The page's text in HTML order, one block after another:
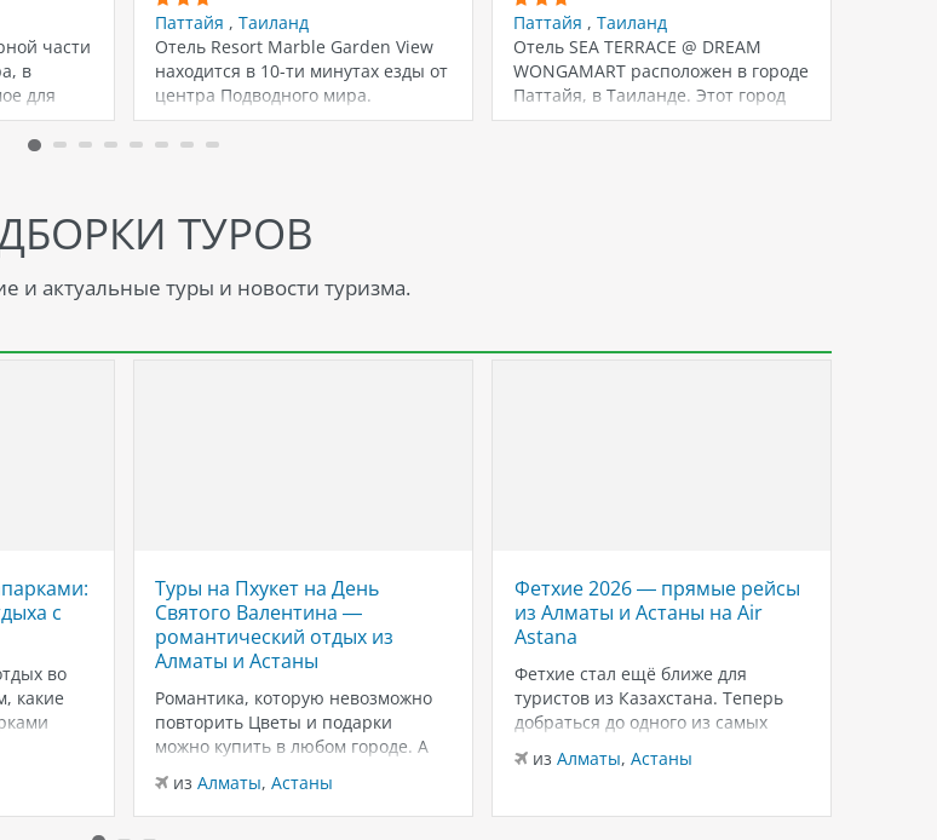
части
в
для
Паттайя , Таиланд
Отель Resort Marble Garden View
находится в 10-ти минутах езды от
центра Подводного мира.
Международный…
Паттайя ,Таиланд
Отель SEA TERRACE @ DREAM
WONGAMART расположен в городе
Паттайя, в Таиланде. Этот город
является…
ТУРОВ
и актуальные туры и новости туризма.
с
во
какие
Туры на Пхукет на День
Святого Валентина —
романтический отдых из
Алматы и Астаны
Романтика, которую невозможно
повторить Цветы и подарки
можно купить в любом городе. А
Андаманского моря и несколько
дней только для вас двоих — это
изАлматы,Астаны
Фетхие 2026 — прямые рейсы
из Алматы и Астаны на Air
Astana
Фетхие стал ещё ближе для
туристов из Казахстана. Теперь
добраться до одного из самых
можно на прямых рейсах в
авиакомпанией Air Astana.
из Алматы, Астаны